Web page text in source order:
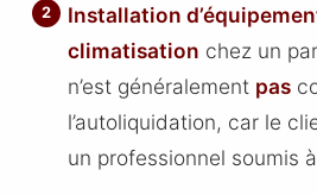
Installation
climatisation chez un
n’est généralement pas
l’autoliquidation, car le
un professionnel soumis